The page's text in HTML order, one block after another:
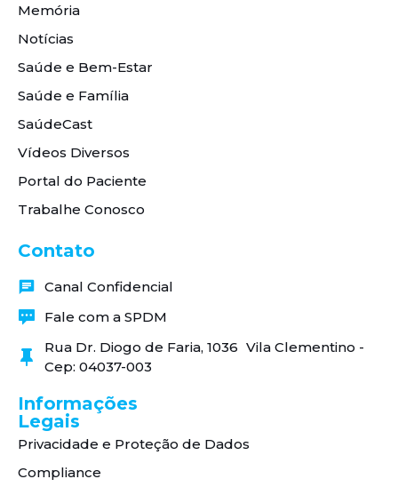
Memória
Notícias
Saúde e Bem-Estar
Saúde e Família
SaúdeCast
Vídeos Diversos
Portal do Paciente
Trabalhe Conosco
Contato
Canal Confidencial
Fale com a SPDM
Rua Dr. Diogo de Faria, 1036 Vila Clementino -
Cep: 04037-003
Informações
Legais
Privacidade e Proteção de Dados
Compliance